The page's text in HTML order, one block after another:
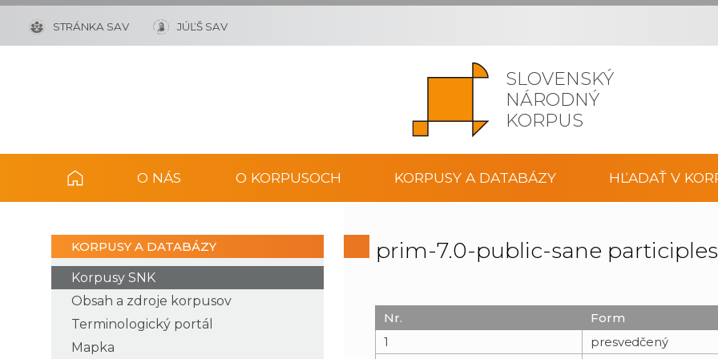
SLOVENSKÝ
NÁRODNÝ
KORPUS
STRÁNKA SAV JÚĽŠ SAV
O NÁS O KORPUSOCH KORPUSY A DATABÁZY HĽADAŤ V
KORPUSY A DATABÁZY
Korpusy SNK
Obsah a zdroje korpusov
Terminologický portál
Mapka
prim-7.0-public-sane
Nr. Form
1
presvedčený